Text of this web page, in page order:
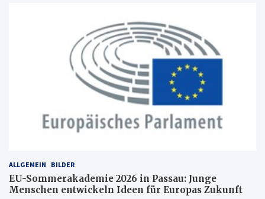
ALLGEMEIN BILDER
EU-Sommerakademie 2026 in Passau: Junge
Menschen entwickeln Ideen für Europas Zukunft